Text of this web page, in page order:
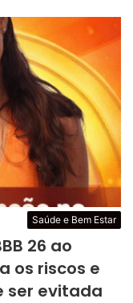
Saúde e Bem Estar
26 ao
os riscos e
ser evitada